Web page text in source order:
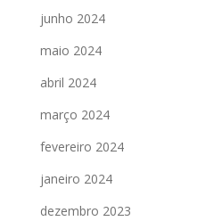
junho 2024
maio 2024
abril 2024
março 2024
fevereiro 2024
janeiro 2024
dezembro 2023